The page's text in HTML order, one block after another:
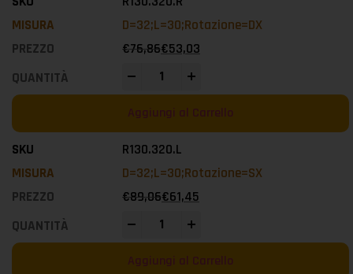
D=32;L=30;Rotazione=DX
€76,86€53,03
Aggiungi al Carrello
R130.320.L
D=32;L=30;Rotazione=SX
€89,06€61,45
Aggiungi al Carrello